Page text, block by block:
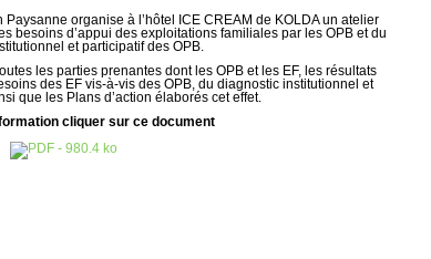
organise à l’hôtel ICE CREAM de KOLDA un atelier
besoins d’appui des exploitations familiales par les OPB et du
et participatif des OPB.
les parties prenantes dont les OPB et les EF, les résultats
des EF vis-à-vis des OPB, du diagnostic institutionnel et
que les Plans d’action élaborés cet effet.
cliquer sur ce document